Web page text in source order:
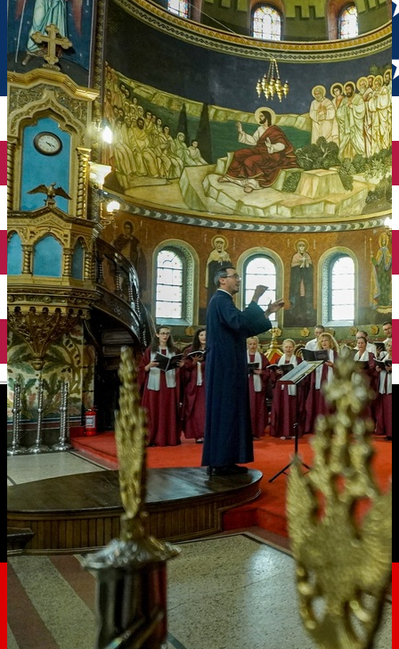
English